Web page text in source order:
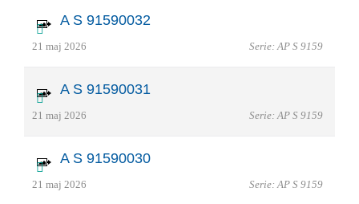
A S 91590032
21 maj 2026 Serie: AP S 9159
A S 91590031
21 maj 2026 Serie: AP S 9159
A S 91590030
21 maj 2026 Serie: AP S 9159